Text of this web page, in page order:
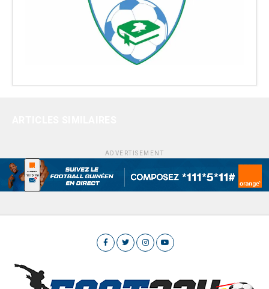
ADVERTISEMENT